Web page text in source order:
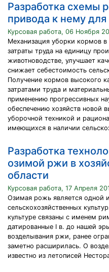
Разработка схемы
привода к нему для
Курсовая работа, 06 Ноября
Механизация уборки кормов
затраты труда на единицу
животноводстве, улучшает
снижает себестоимость
Получение кормов высокого
затратами труда и
применению прогрессивных
обеспечению хозяйств новой
уборочной техникой и
имеющихся в наличии
Разработка
озимой ржи в
области
Курсовая работа, 17 Апреля
Озимая рожь является одной
сельскохозяйственных
культуре связаны с именем
датированные I в. до нашей
возделывания ржи, ранее
заметно расширилась. О
известно из летописей